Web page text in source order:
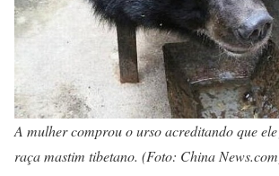
A mulher comprou o urso acreditando que
raça mastim tibetano. (Foto: China